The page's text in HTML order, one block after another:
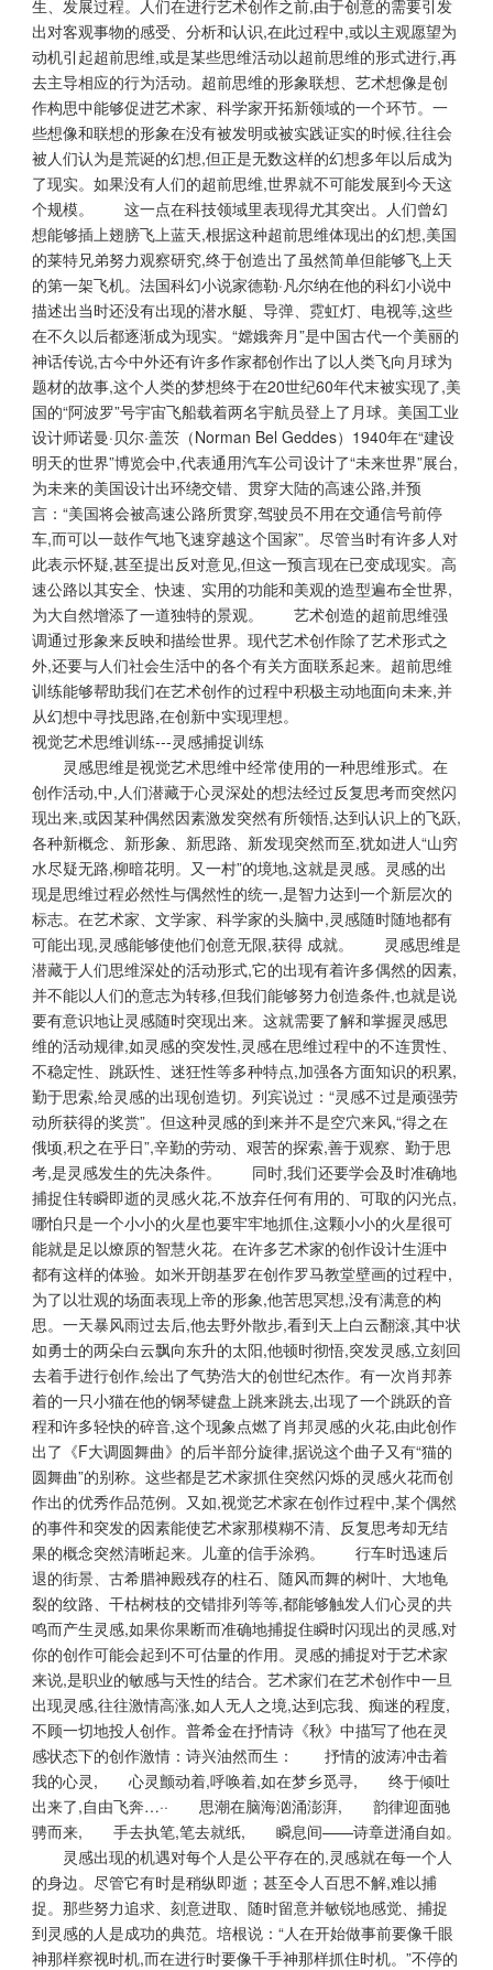
生、发展过程。人们在进行艺术创作之前,由于创意的需要引发
出对客观事物的感受、分析和认识,在此过程中,或以主观愿望为
动机引起超前思维,或是某些思维活动以超前思维的形式进行,再
去主导相应的行为活动。超前思维的形象联想、艺术想像是创
作构思中能够促进艺术家、科学家开拓新领域的一个环节。一
些想像和联想的形象在没有被发明或被实践证实的时候,往往会
被人们认为是荒诞的幻想,但正是无数这样的幻想多年以后成为
了现实。如果没有人们的超前思维,世界就不可能发展到今天这
个规模。 这一点在科技领域里表现得尤其突出。人们曾幻
想能够插上翅膀飞上蓝天,根据这种超前思维体现出的幻想,美国
的莱特兄弟努力观察研究,终于创造出了虽然简单但能够飞上天
的第一架飞机。法国科幻小说家德勒·凡尔纳在他的科幻小说中
描述出当时还没有出现的潜水艇、导弹、霓虹灯、电视等,这些
在不久以后都逐渐成为现实。“嫦娥奔月”是中国古代一个美丽的
神话传说,古今中外还有许多作家都创作出了以人类飞向月球为
题材的故事,这个人类的梦想终于在20世纪60年代末被实现了,美
国的“阿波罗”号宇宙飞船载着两名宇航员登上了月球。美国工业
设计师诺曼·贝尔·盖茨（Norman Bel Geddes）1940年在“建设
明天的世界”博览会中,代表通用汽车公司设计了“未来世界”展台,
为未来的美国设计出环绕交错、贯穿大陆的高速公路,并预
言：“美国将会被高速公路所贯穿,驾驶员不用在交通信号前停
车,而可以一鼓作气地飞速穿越这个国家”。尽管当时有许多人对
此表示怀疑,甚至提出反对意见,但这一预言现在已变成现实。高
速公路以其安全、快速、实用的功能和美观的造型遍布全世界,
为大自然增添了一道独特的景观。 艺术创造的超前思维强
调通过形象来反映和描绘世界。现代艺术创作除了艺术形式之
外,还要与人们社会生活中的各个有关方面联系起来。超前思维
训练能够帮助我们在艺术创作的过程中积极主动地面向未来,并
从幻想中寻找思路,在创新中实现理想。
视觉艺术思维训练---灵感捕捉训练
灵感思维是视觉艺术思维中经常使用的一种思维形式。在
创作活动,中,人们潜藏于心灵深处的想法经过反复思考而突然闪
现出来,或因某种偶然因素激发突然有所领悟,达到认识上的飞跃,
各种新概念、新形象、新思路、新发现突然而至,犹如进人“山穷
水尽疑无路,柳暗花明。又一村”的境地,这就是灵感。灵感的出
现是思维过程必然性与偶然性的统一,是智力达到一个新层次的
标志。在艺术家、文学家、科学家的头脑中,灵感随时随地都有
可能出现,灵感能够使他们创意无限,获得 成就。 灵感思维是
潜藏于人们思维深处的活动形式,它的出现有着许多偶然的因素,
并不能以人们的意志为转移,但我们能够努力创造条件,也就是说
要有意识地让灵感随时突现出来。这就需要了解和掌握灵感思
维的活动规律,如灵感的突发性,灵感在思维过程中的不连贯性、
不稳定性、跳跃性、迷狂性等多种特点,加强各方面知识的积累,
勤于思索,给灵感的出现创造切。列宾说过：“灵感不过是顽强劳
动所获得的奖赏”。但这种灵感的到来并不是空穴来风,“得之在
俄顷,积之在乎日”,辛勤的劳动、艰苦的探索,善于观察、勤于思
考,是灵感发生的先决条件。 同时,我们还要学会及时准确地
捕捉住转瞬即逝的灵感火花,不放弃任何有用的、可取的闪光点,
哪怕只是一个小小的火星也要牢牢地抓住,这颗小小的火星很可
能就是足以燎原的智慧火花。在许多艺术家的创作设计生涯中
都有这样的体验。如米开朗基罗在创作罗马教堂壁画的过程中,
为了以壮观的场面表现上帝的形象,他苦思冥想,没有满意的构
思。一天暴风雨过去后,他去野外散步,看到天上白云翻滚,其中状
如勇士的两朵白云飘向东升的太阳,他顿时彻悟,突发灵感,立刻回
去着手进行创作,绘出了气势浩大的创世纪杰作。有一次肖邦养
着的一只小猫在他的钢琴键盘上跳来跳去,出现了一个跳跃的音
程和许多轻快的碎音,这个现象点燃了肖邦灵感的火花,由此创作
出了《F大调圆舞曲》的后半部分旋律,据说这个曲子又有“猫的
圆舞曲”的别称。这些都是艺术家抓住突然闪烁的灵感火花而创
作出的优秀作品范例。又如,视觉艺术家在创作过程中,某个偶然
的事件和突发的因素能使艺术家那模糊不清、反复思考却无结
果的概念突然清晰起来。儿童的信手涂鸦。 行车时迅速后
退的街景、古希腊神殿残存的柱石、随风而舞的树叶、大地龟
裂的纹路、干枯树枝的交错排列等等,都能够触发人们心灵的共
鸣而产生灵感,如果你果断而准确地捕捉住瞬时闪现出的灵感,对
你的创作可能会起到不可估量的作用。灵感的捕捉对于艺术家
来说,是职业的敏感与天性的结合。艺术家们在艺术创作中一旦
出现灵感,往往激情高涨,如人无人之境,达到忘我、痴迷的程度,
不顾一切地投人创作。普希金在抒情诗《秋》中描写了他在灵
感状态下的创作激情：诗兴油然而生： 抒情的波涛冲击着
我的心灵, 心灵颤动着,呼唤着,如在梦乡觅寻, 终于倾吐
出来了,自由飞奔…·· 思潮在脑海汹涌澎湃, 韵律迎面驰
骋而来, 手去执笔,笔去就纸, 瞬息间——诗章迸涌自如。
灵感出现的机遇对每个人是公平存在的,灵感就在每一个人
的身边。尽管它有时是稍纵即逝；甚至令人百思不解,难以捕
捉。那些努力追求、刻意进取、随时留意并敏锐地感觉、捕捉
到灵感的人是成功的典范。培根说：“人在开始做事前要像千眼
神那样察视时机,而在进行时要像千手神那样抓住时机。”不停的